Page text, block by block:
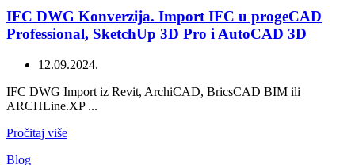
IFC DWG Konverzija. Import IFC u progeCAD
Professional, SketchUp 3D Pro i AutoCAD 3D
12.09.2024.
IFC DWG Import iz Revit, ArchiCAD, BricsCAD BIM ili
ARCHLine.XP ...
Pročitaj više
Blog